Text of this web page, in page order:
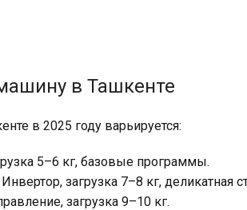
в Ташкенте
в 2025 году варьируется:
5–6 кг, базовые программы.
Инвертор, загрузка 7–8 кг, деликатная
загрузка 9–10 кг.